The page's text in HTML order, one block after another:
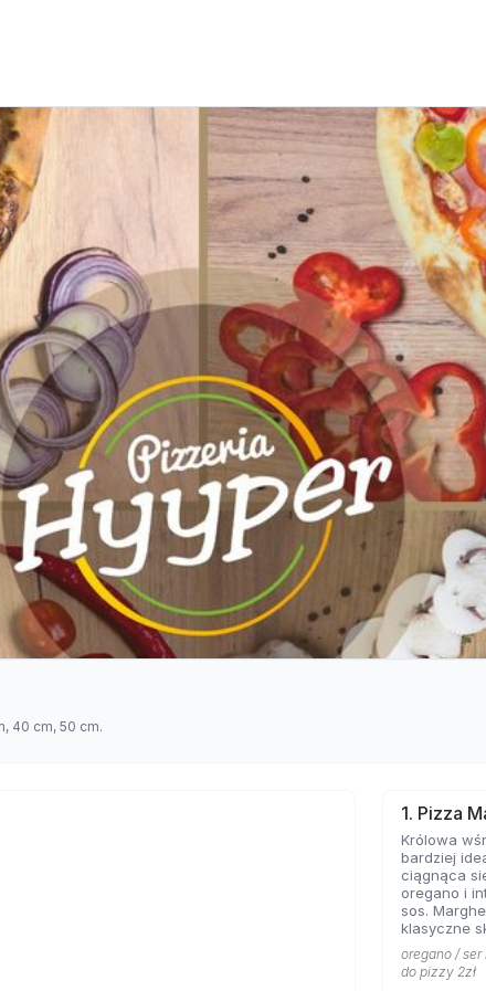
40 cm, 50 cm.
1. Pizza
Królowa
bardziej
ciągnąca
oregano i
sos.
klasyczne
bazę każdej
Margherita
sobie
oregano /
do pizzy 2zł